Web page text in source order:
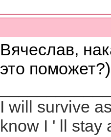
Вячеслав,
это поможет?)
I will survive
know I ' ll stay